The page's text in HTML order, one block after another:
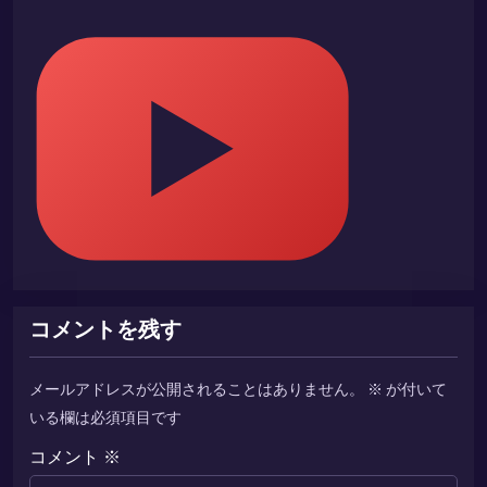
コメントを残す
メールアドレスが公開されることはありません。 ※ が付いて
いる欄は必須項目です
コメント ※